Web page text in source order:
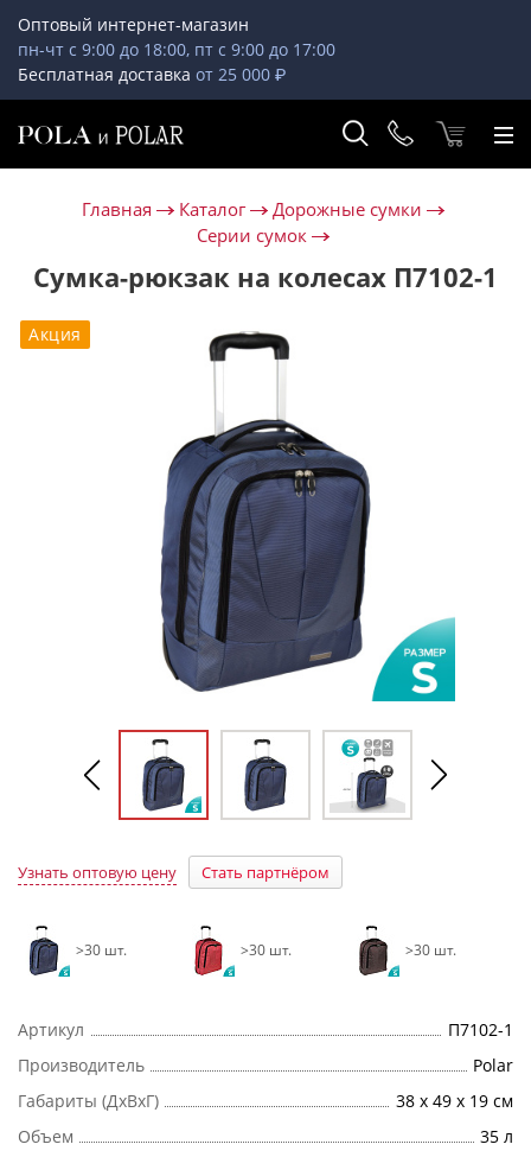
Оптовый интернет-магазин
пн-чт с 9:00 до 18:00, пт с 9:00 до 17:00
Бесплатная доставка от 25 000 ₽
Главная Каталог
Дорожные сумки
Серии сумок
Сумка-рюкзак на колесах П7102-1
Акция
Узнать оптовую цену Стать партнёром
>30 шт. >30 шт. >30 шт.
Артикул
П7102-1
Производитель
Polar
Габариты (ДхВхГ)
38 х 49 х 19 см
Объем
35 л